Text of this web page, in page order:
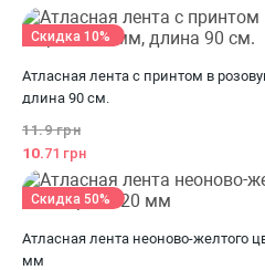
Атласная лента с принтом в
длина 90 см.
11.9 грн
10.71 грн
Скидка 10%
Атласная лента неоново-желтого
мм
Скидка 50%